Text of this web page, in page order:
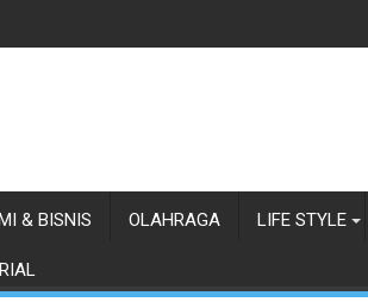
& BISNIS OLAHRAGA LIFE STYLE